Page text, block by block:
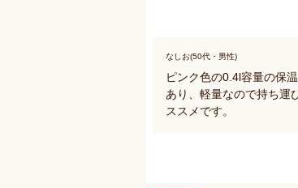
なしお(50代・男性)
ピンク色の0.4l容量の保
あり、軽量なので持ち運
ススメです。